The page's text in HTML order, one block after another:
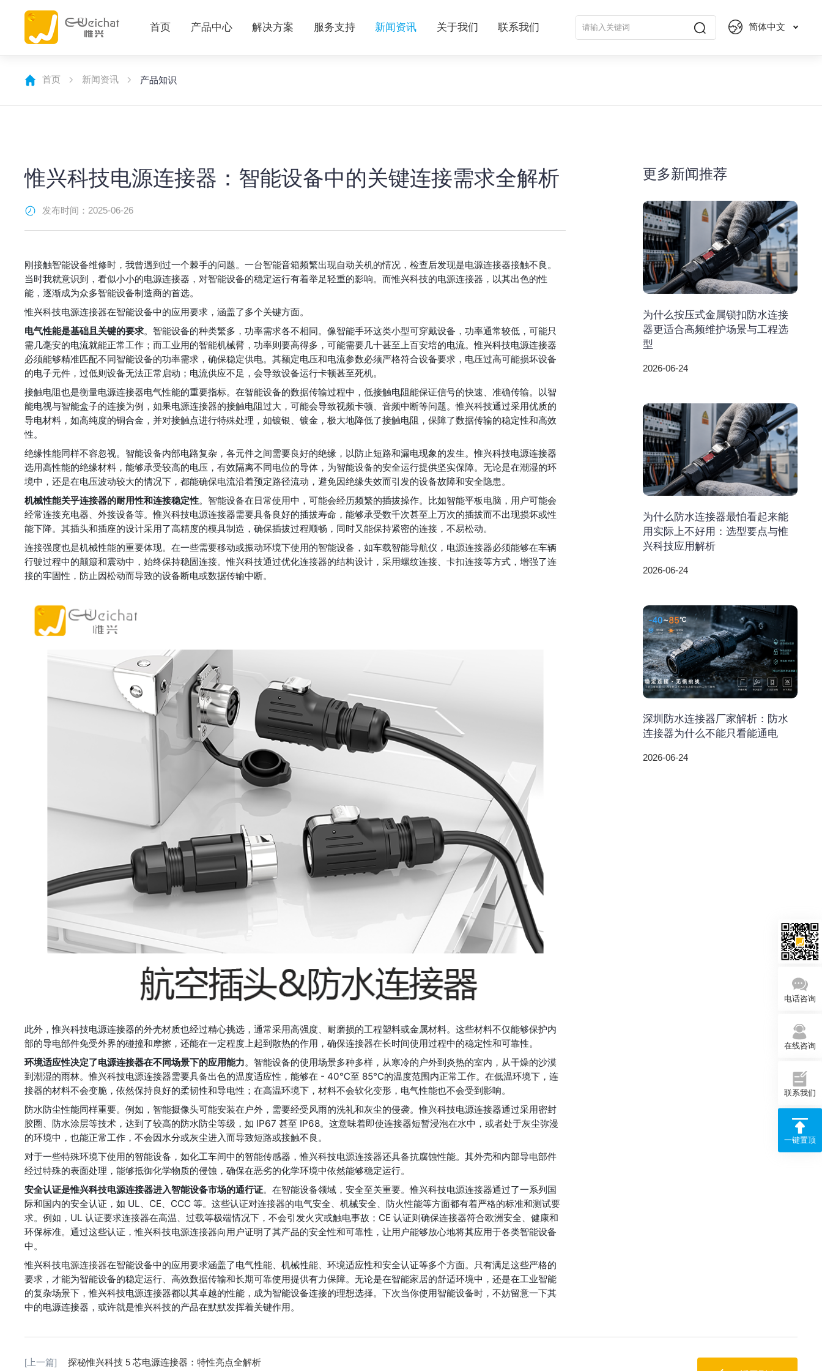
首页 产品中心 解决方案 服务支持 新闻资讯 关于我们 联系我们 简体中文
首页 新闻资讯 产品知识
惟兴科技电源连接器：智能设备中的关键连接需求全解析
发布时间：2025-06-26
刚接触智能设备维修时，我曾遇到过一个棘手的问题。一台智能音箱频繁出现自动关机的情况，检查后发现是电源连接器接触不良。
当时我就意识到，看似小小的电源连接器，对智能设备的稳定运行有着举足轻重的影响。而惟兴科技的电源连接器，以其出色的性
能，逐渐成为众多智能设备制造商的首选。
惟兴科技电源连接器在智能设备中的应用要求，涵盖了多个关键方面。
电气性能是基础且关键的要求。智能设备的种类繁多，功率需求各不相同。像智能手环这类小型可穿戴设备，功率通常较低，可能只
需几毫安的电流就能正常工作；而工业用的智能机械臂，功率则要高得多，可能需要几十甚至上百安培的电流。惟兴科技电源连接器
必须能够精准匹配不同智能设备的功率需求，确保稳定供电。其额定电压和电流参数必须严格符合设备要求，电压过高可能损坏设备
的电子元件，过低则设备无法正常启动；电流供应不足，会导致设备运行卡顿甚至死机。
接触电阻也是衡量电源连接器电气性能的重要指标。在智能设备的数据传输过程中，低接触电阻能保证信号的快速、准确传输。以智
能电视与智能盒子的连接为例，如果电源连接器的接触电阻过大，可能会导致视频卡顿、音频中断等问题。惟兴科技通过采用优质的
导电材料，如高纯度的铜合金，并对接触点进行特殊处理，如镀银、镀金，极大地降低了接触电阻，保障了数据传输的稳定性和高效
性。
绝缘性能同样不容忽视。智能设备内部电路复杂，各元件之间需要良好的绝缘，以防止短路和漏电现象的发生。惟兴科技电源连接器
选用高性能的绝缘材料，能够承受较高的电压，有效隔离不同电位的导体，为智能设备的安全运行提供坚实保障。无论是在潮湿的环
境中，还是在电压波动较大的情况下，都能确保电流沿着预定路径流动，避免因绝缘失效而引发的设备故障和安全隐患。
机械性能关乎连接器的耐用性和连接稳定性。智能设备在日常使用中，可能会经历频繁的插拔操作。比如智能平板电脑，用户可能会
经常连接充电器、外接设备等。惟兴科技电源连接器需要具备良好的插拔寿命，能够承受数千次甚至上万次的插拔而不出现损坏或性
能下降。其插头和插座的设计采用了高精度的模具制造，确保插拔过程顺畅，同时又能保持紧密的连接，不易松动。
连接强度也是机械性能的重要体现。在一些需要移动或振动环境下使用的智能设备，如车载智能导航仪，电源连接器必须能够在车辆
行驶过程中的颠簸和震动中，始终保持稳固连接。惟兴科技通过优化连接器的结构设计，采用螺纹连接、卡扣连接等方式，增强了连
接的牢固性，防止因松动而导致的设备断电或数据传输中断。
此外，惟兴科技电源连接器的外壳材质也经过精心挑选，通常采用高强度、耐磨损的工程塑料或金属材料。这些材料不仅能够保护内
部的导电部件免受外界的碰撞和摩擦，还能在一定程度上起到散热的作用，确保连接器在长时间使用过程中的稳定性和可靠性。
环境适应性决定了电源连接器在不同场景下的应用能力。智能设备的使用场景多种多样，从寒冷的户外到炎热的室内，从干燥的沙漠
到潮湿的雨林。惟兴科技电源连接器需要具备出色的温度适应性，能够在 - 40℃至 85℃的温度范围内正常工作。在低温环境下，连
接器的材料不会变脆，依然保持良好的柔韧性和导电性；在高温环境下，材料不会软化变形，电气性能也不会受到影响。
防水防尘性能同样重要。例如，智能摄像头可能安装在户外，需要经受风雨的洗礼和灰尘的侵袭。惟兴科技电源连接器通过采用密封
胶圈、防水涂层等技术，达到了较高的防水防尘等级，如 IP67 甚至 IP68。这意味着即使连接器短暂浸泡在水中，或者处于灰尘弥漫
的环境中，也能正常工作，不会因水分或灰尘进入而导致短路或接触不良。
对于一些特殊环境下使用的智能设备，如化工车间中的智能传感器，惟兴科技电源连接器还具备抗腐蚀性能。其外壳和内部导电部件
经过特殊的表面处理，能够抵御化学物质的侵蚀，确保在恶劣的化学环境中依然能够稳定运行。
安全认证是惟兴科技电源连接器进入智能设备市场的通行证。在智能设备领域，安全至关重要。惟兴科技电源连接器通过了一系列国
际和国内的安全认证，如 UL、CE、CCC 等。这些认证对连接器的电气安全、机械安全、防火性能等方面都有着严格的标准和测试要
求。例如，UL 认证要求连接器在高温、过载等极端情况下，不会引发火灾或触电事故；CE 认证则确保连接器符合欧洲安全、健康和
环保标准。通过这些认证，惟兴科技电源连接器向用户证明了其产品的安全性和可靠性，让用户能够放心地将其应用于各类智能设备
中。
惟兴科技电源连接器在智能设备中的应用要求涵盖了电气性能、机械性能、环境适应性和安全认证等多个方面。只有满足这些严格的
要求，才能为智能设备的稳定运行、高效数据传输和长期可靠使用提供有力保障。无论是在智能家居的舒适环境中，还是在工业智能
的复杂场景下，惟兴科技电源连接器都以其卓越的性能，成为智能设备连接的理想选择。下次当你使用智能设备时，不妨留意一下其
中的电源连接器，或许就是惟兴科技的产品在默默发挥着关键作用。
更多新闻推荐
为什么按压式金属锁扣防水连接
器更适合高频维护场景与工程选
型
2026-06-24
为什么防水连接器最怕看起来能
用实际上不好用：选型要点与惟
兴科技应用解析
2026-06-24
深圳防水连接器厂家解析：防水
连接器为什么不能只看能通电
2026-06-24
[上一篇]
探秘惟兴科技 5 芯电源连接器：特性亮点全解析
电话咨询
在线咨询
联系我们
一键置顶